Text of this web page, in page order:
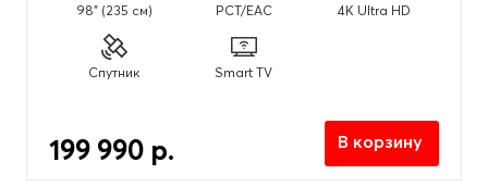
Технология
(2)
98" (235 см) PCT/EAC 4K Ultra HD
Спутник Smart TV
199 990 р. В корзину